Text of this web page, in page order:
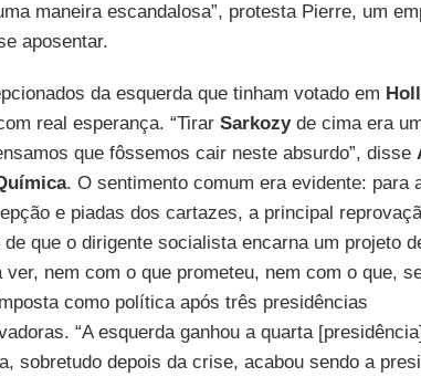
maneira escandalosa”, protesta Pierre, um
aposentar.
da esquerda que tinham votado em
real esperança. “Tirar Sarkozyde cima era
que fôssemos cair neste absurdo”, disse
. O sentimento comum era evidente: para
e piadas dos cartazes, a principal
que o dirigente socialista encarna um projeto
nem com o que prometeu, nem com o que,
como política após três presidências
“A esquerda ganhou a quarta
sobretudo depois da crise, acabou sendo a